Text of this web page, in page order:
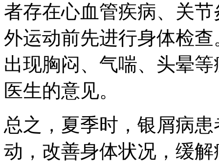
者存在心血管疾病、关
外运动前先进行身体检
出现胸闷、气喘、头晕
医生的意见。
总之，夏季时，银屑病
动，改善身体状况，缓